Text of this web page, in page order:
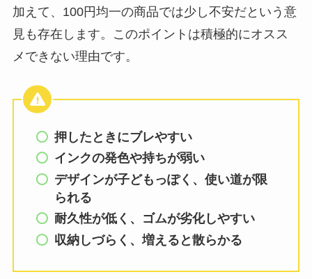
加えて、100円均一の商品では少し不安だという意
見も存在します。このポイントは積極的にオスス
メできない理由です。
押したときにブレやすい
インクの発色や持ちが弱い
デザインが子どもっぽく、使い道が限
られる
耐久性が低く、ゴムが劣化しやすい
収納しづらく、増えると散らかる